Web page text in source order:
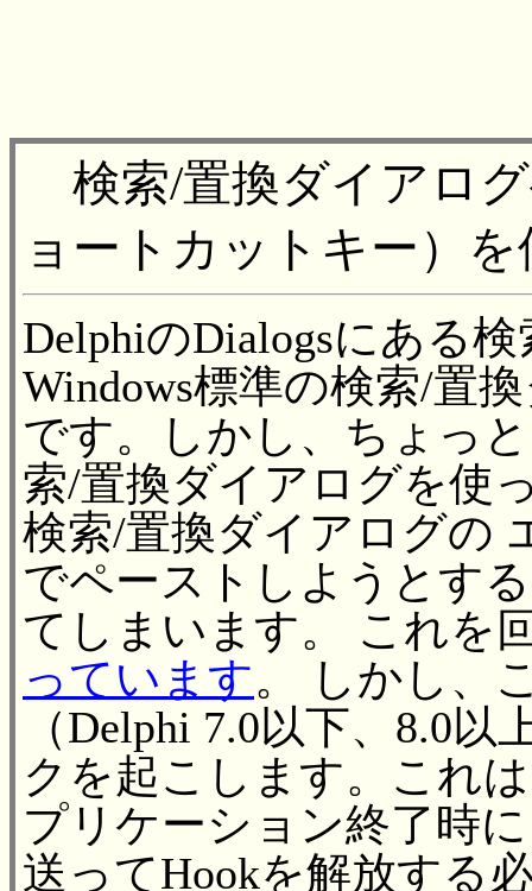
検索/置換ダイアロ
ョートカットキー）
DelphiのDialogsにある
Windows標準の検索/置
です。しかし、ちょっ
索/置換ダイアログを使
検索/置換ダイアログの
でペーストしようとす
てしまいます。 これを
っています。 しかし、
（Delphi 7.0以下、8.0
クを起こします。これ
プリケーション終了時
送ってHookを解放する